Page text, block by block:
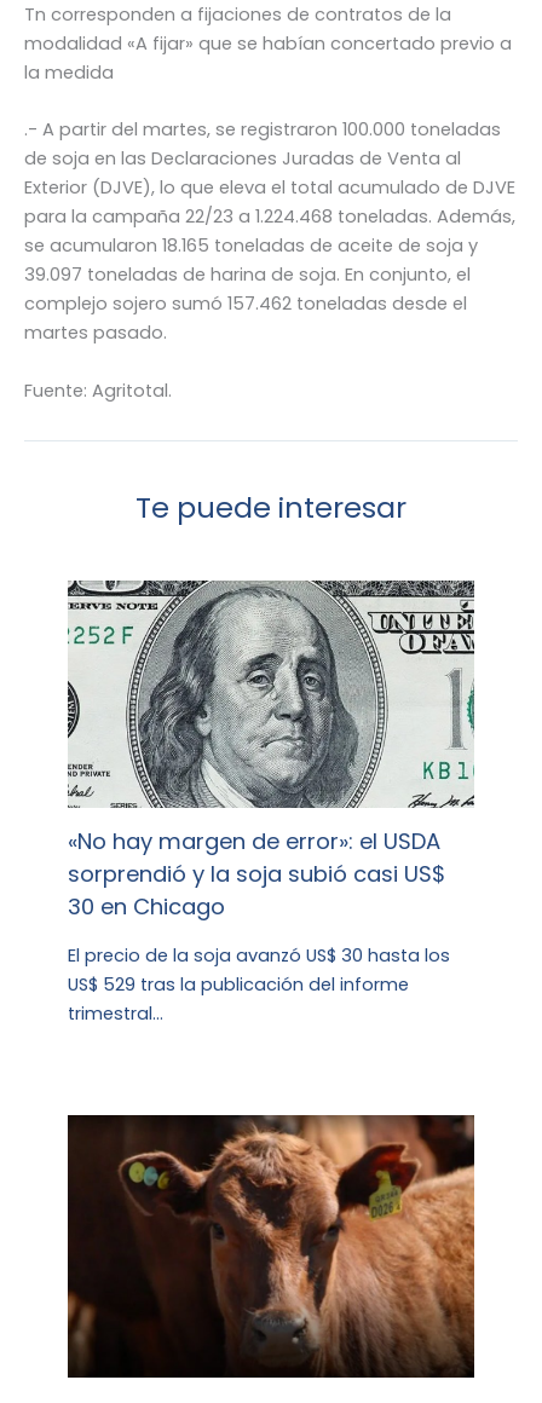
Tn corresponden a fijaciones de contratos de la
modalidad «A fijar» que se habían concertado previo a
la medida
.- A partir del martes, se registraron 100.000 toneladas
de soja en las Declaraciones Juradas de Venta al
Exterior (DJVE), lo que eleva el total acumulado de DJVE
para la campaña 22/23 a 1.224.468 toneladas. Además,
se acumularon 18.165 toneladas de aceite de soja y
39.097 toneladas de harina de soja. En conjunto, el
complejo sojero sumó 157.462 toneladas desde el
martes pasado.
Fuente: Agritotal.
Te puede interesar
«No hay margen de error»: el USDA
sorprendió y la soja subió casi US$
30 en Chicago
El precio de la soja avanzó US$ 30 hasta los
US$ 529 tras la publicación del informe
trimestral…